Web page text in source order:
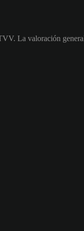
La valoración